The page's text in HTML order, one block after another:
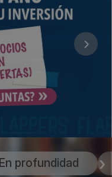
En profundidad